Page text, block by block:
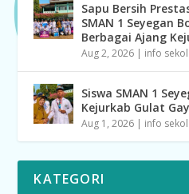
Sapu Bersih
SMAN 1 Seyegan
Berbagai Ajang
Aug 2, 2026 | info
Siswa SMAN 1
Kejurkab Gulat
Aug 1, 2026 | info
KATEGORI